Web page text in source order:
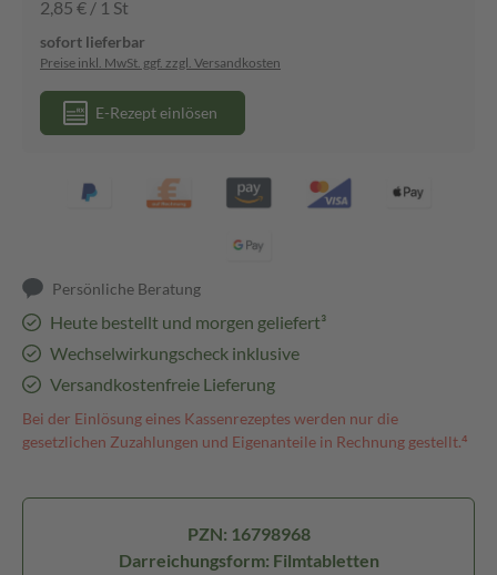
2,85 € / 1 St
sofort lieferbar
Preise inkl. MwSt. ggf. zzgl. Versandkosten
E-Rezept einlösen
Persönliche Beratung
Heute bestellt und morgen geliefert³
Wechselwirkungscheck inklusive
Versandkostenfreie Lieferung
Bei der Einlösung eines Kassenrezeptes werden nur die
gesetzlichen Zuzahlungen und Eigenanteile in Rechnung gestellt.⁴
PZN: 16798968
Darreichungsform: Filmtabletten